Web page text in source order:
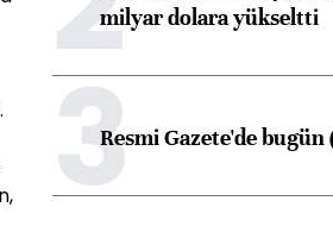
milyar dolara yükseltti
3Resmi Gazete'de